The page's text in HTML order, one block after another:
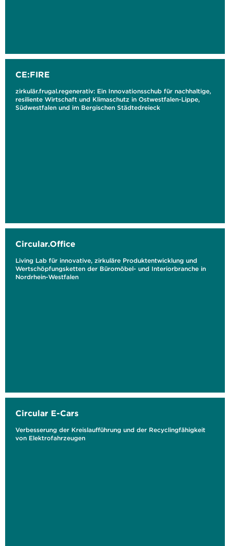
CE:FIRE
zirkulär.frugal.regenerativ: Ein Innovationsschub für nachhaltige,
resiliente Wirtschaft und Klimaschutz in Ostwestfalen-Lippe,
Südwestfalen und im Bergischen Städtedreieck
Circular.Office
Living Lab für innovative, zirkuläre Produktentwicklung und
Wertschöpfungsketten der Büromöbel- und Interiorbranche in
Nordrhein-Westfalen
Circular E-Cars
Verbesserung der Kreislaufführung und der Recyclingfähigkeit
von Elektrofahrzeugen